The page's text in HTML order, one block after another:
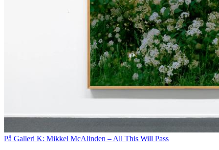
På Galleri K: Mikkel McAlinden – All This Will Pass